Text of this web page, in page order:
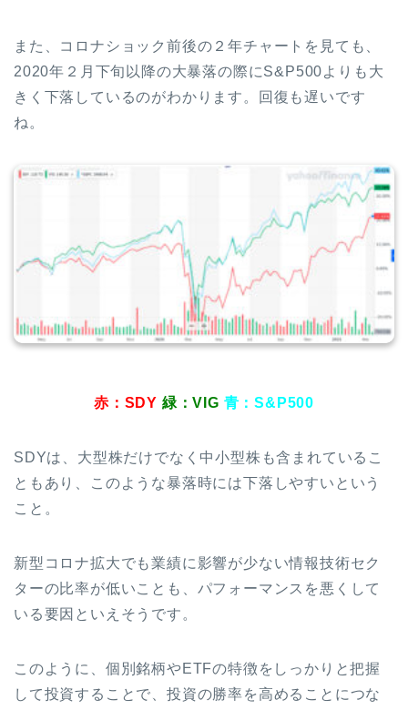
また、コロナショック前後の２年チャートを見ても、
2020年２月下旬以降の大暴落の際にS&P500よりも大
きく下落しているのがわかります。回復も遅いです
ね。
赤：SDY 緑：VIG 青：S&P500
SDYは、大型株だけでなく中小型株も含まれているこ
ともあり、このような暴落時には下落しやすいという
こと。
新型コロナ拡大でも業績に影響が少ない情報技術セク
ターの比率が低いことも、パフォーマンスを悪くして
いる要因といえそうです。
このように、個別銘柄やETFの特徴をしっかりと把握
して投資することで、投資の勝率を高めることにつな